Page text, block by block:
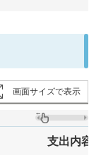
画面サイズで表示
支出内容